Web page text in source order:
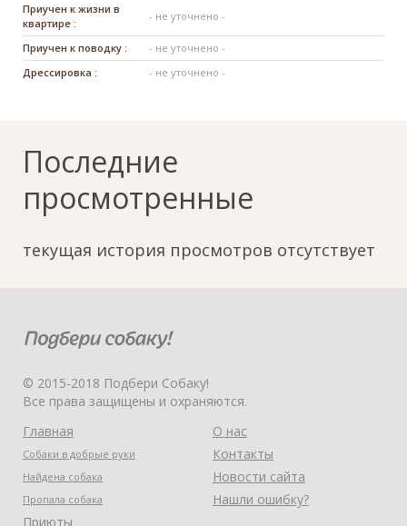
Приучен к жизни в
квартире :
- не уточнено -
Приучен к поводку :
- не уточнено -
Дрессировка :
- не уточнено -
Последние
просмотренные
текущая история просмотров отсутствует
© 2015-2018 Подбери Собаку!
Все права защищены и охраняются.
Главная
Собаки в добрые руки
Найдена собака
Пропала собака
Приюты
О нас
Контакты
Новости сайта
Нашли ошибку?